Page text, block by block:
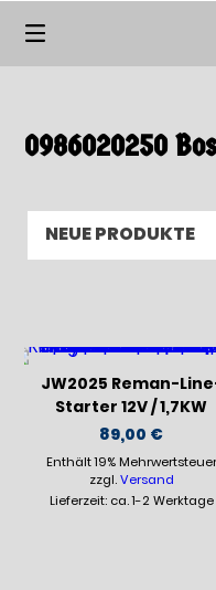
0986020250
JW2025 Reman-
Starter 12V / 1,7KW
89,00 €
Enthält 19% Mehrwertsteuer
zzgl.Versand
Lieferzeit: ca. 1-2 Werktage